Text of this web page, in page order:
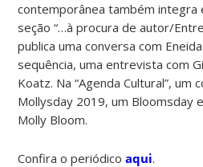
contemporânea também integra
seção “…à procura de autor/
publica uma conversa com
sequência, uma entrevista com
Koatz. Na “Agenda Cultural”, um
Mollysday 2019, um Bloomsday
Molly Bloom.
Confira o periódicoaqui.